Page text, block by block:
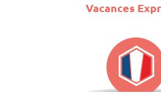
Vacances